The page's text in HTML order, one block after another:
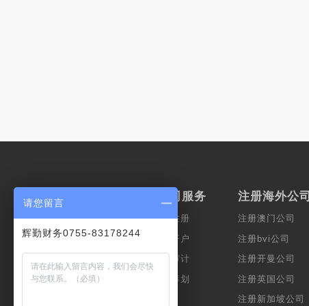
服务范围
上市服务
会计服务
财富管理
香港公司服务
香港公司注册
香港公司开户
香港公司审计
企业税务筹划
注册海外公司
注册澳门公司
注册bvi公司
注册开曼公司
注册英国公司
注册新加坡公司
请您留言
辉勤财务0755-83178244